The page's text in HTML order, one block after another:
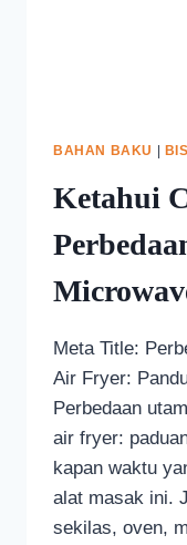
BAHAN BAKU
Ketahui
Meta Title:
Air Fryer:
Perbedaan
air fryer:
kapan waktu
alat masak ini.
sekilas, oven,